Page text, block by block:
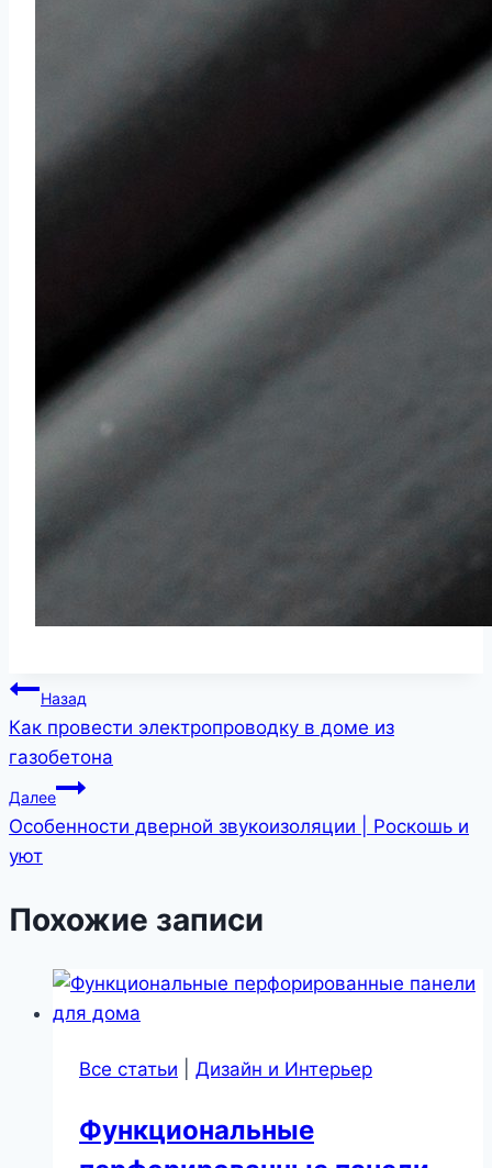
Навигация
по
записям
Назад
Как провести электропроводку в доме из
газобетона
Далее
Особенности дверной звукоизоляции | Роскошь и
уют
Похожие записи
Все статьи Дизайн и Интерьер
Функциональные